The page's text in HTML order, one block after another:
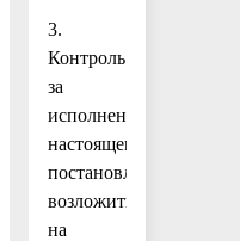
3.
Контроль
за
исполнением
настоящего
постановления
возложить
на